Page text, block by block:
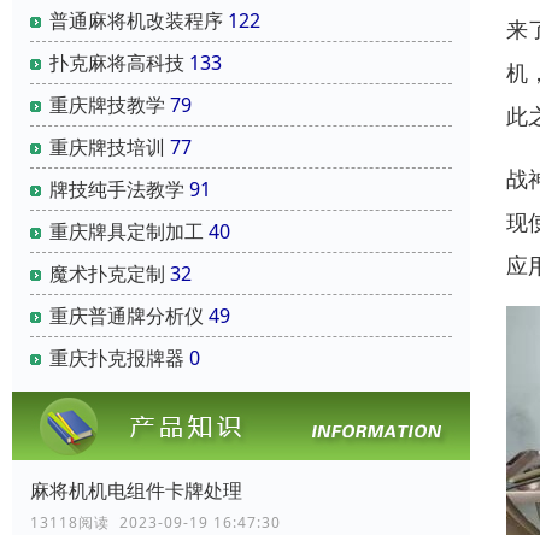
普通麻将机改装程序 122
扑克麻将高科技 133
重庆牌技教学 79
重庆牌技培训 77
牌技纯手法教学 91
重庆牌具定制加工40
魔术扑克定制 32
重庆普通牌分析仪 49
重庆扑克报牌器 0
麻将机机电组件卡牌处理
13118阅读 2023-09-19 16:47:30
来
机
此
战
现
应